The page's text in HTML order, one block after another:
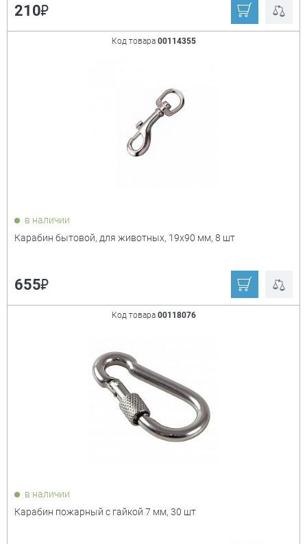
210₽
Код товара 00114355
в наличии
Карабин бытовой, для животных, 19х90 мм, 8 шт
655₽
Код товара 00118076
в наличии
Карабин пожарный с гайкой 7 мм, 30 шт